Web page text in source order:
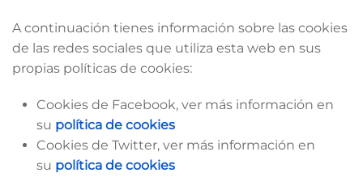
A continuación tienes información sobre las cookies
de las redes sociales que utiliza esta web en sus
propias políticas de cookies:
Cookies de Facebook, ver más información en
su política de cookies
Cookies de Twitter, ver más información en
su política de cookies